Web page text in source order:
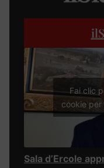
Fai clic
cookie
Sala d’Ercole